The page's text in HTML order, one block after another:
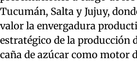
Tucumán, Salta y Jujuy,
valor la envergadura
estratégico de la producción
caña de azúcar como motor